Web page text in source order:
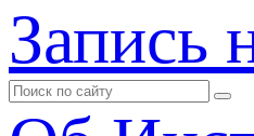
Запись